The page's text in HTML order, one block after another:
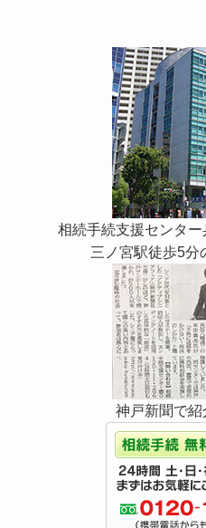
相続手続支援センター
三ノ宮駅徒歩5分
神戸新聞で紹